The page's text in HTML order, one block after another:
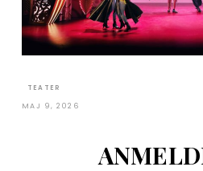
TEATER
MAJ 9, 2026